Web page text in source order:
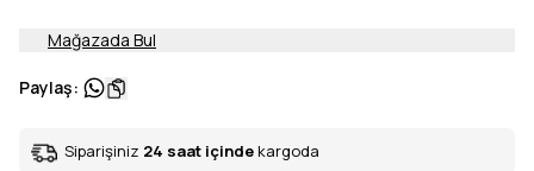
Mağazada Bul
Paylaş:
Siparişiniz 24 saat içinde kargoda